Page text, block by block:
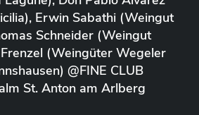
Erwin Sabathi (Weingut
Schneider (Weingut
(Weingüter Wegeler
@FINE CLUB
St. Anton am Arlberg